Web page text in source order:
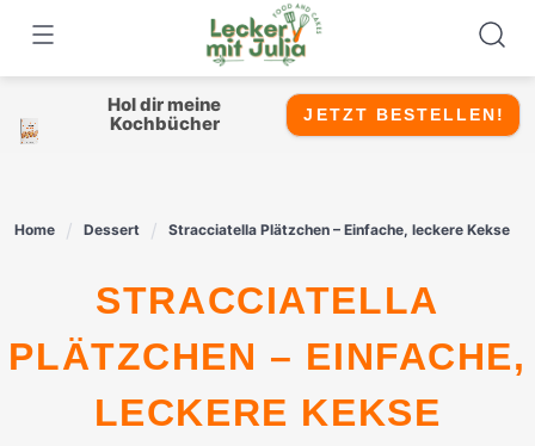
content
Hol dir meine
Kochbücher
JETZT BESTELLEN!
Home Dessert Stracciatella Plätzchen – Einfache, leckere Kekse
STRACCIATELLA
PLÄTZCHEN – EINFACHE,
LECKERE KEKSE